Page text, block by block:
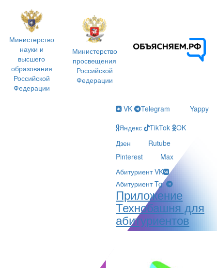
Министерство
науки и
высшего
образования
Российской
Федерации
Министерство
просвещения
Российской
Федерации
VK Telegram
Yappy
Яндекс
TikTok
OK
Дзен
Rutube
Pinterest
Max
Абитуриент VK
Абитуриент Tg
Приложение
Технобашня для
абитуриентов